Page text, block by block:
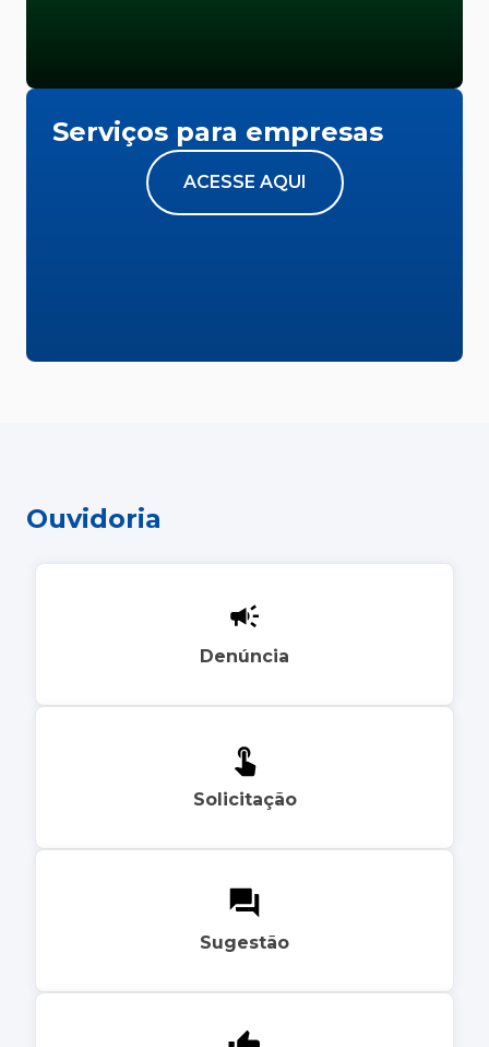
Serviços para empresas
ACESSE AQUI
Ouvidoria
Denúncia
Solicitação
Sugestão